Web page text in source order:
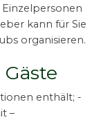
kann für Sie
organisieren.
enthält; -
–